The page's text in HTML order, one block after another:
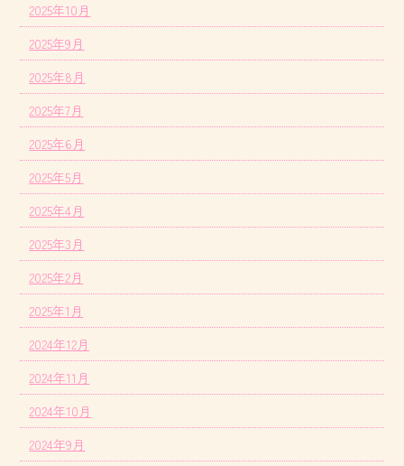
2025年10月
2025年9月
2025年8月
2025年7月
2025年6月
2025年5月
2025年4月
2025年3月
2025年2月
2025年1月
2024年12月
2024年11月
2024年10月
2024年9月